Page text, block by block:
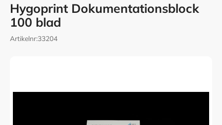
Hygoprint Dokumentationsblock
100 blad
Artikelnr 33204